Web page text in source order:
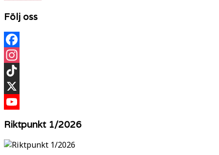
Följ oss
Facebook
Instagram
TikTok
X
Riktpunkt 1/2026